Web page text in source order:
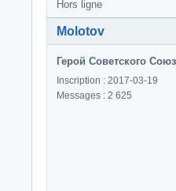
Hors ligne
Molotov
Герой Советского
Inscription : 2017-03-19
Messages : 2 625